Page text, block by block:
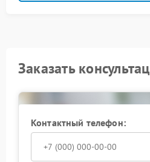
Заказать
Контактный телефон: